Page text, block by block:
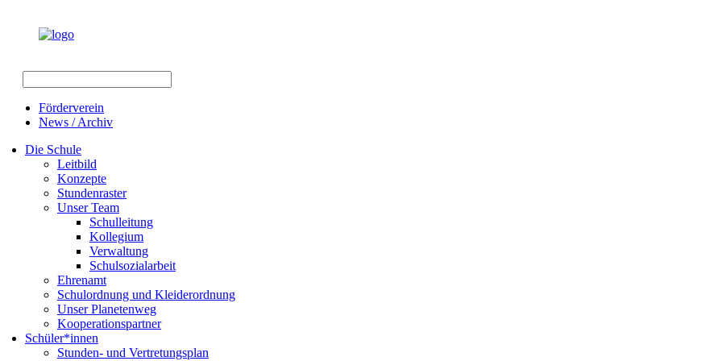
Förderverein
News / Archiv
Die Schule
Leitbild
Konzepte
Stundenraster
Unser Team
Schulleitung
Kollegium
Verwaltung
Schulsozialarbeit
Ehrenamt
Schulordnung und Kleiderordnung
Unser Planetenweg
Kooperationspartner
Schüler*innen
Stunden- und Vertretungsplan